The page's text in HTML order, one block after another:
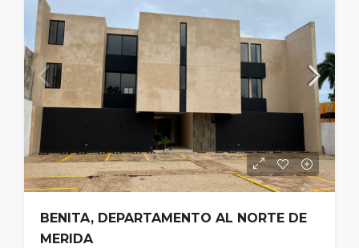
BENITA, DEPARTAMENTO AL NORTE DE
MERIDA